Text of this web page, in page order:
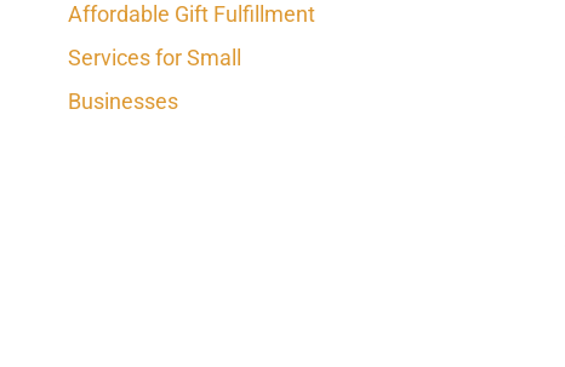
Affordable Gift Fulfillment
Services for Small
Businesses